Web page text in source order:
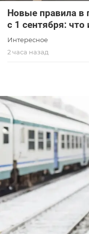
Новые правила в
с 1 сентября:
Интересное
2 часа назад